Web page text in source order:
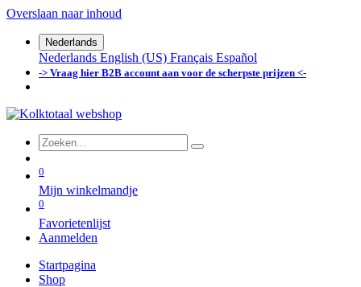
Overslaan naar inhoud
Nederlands
Nederlands English (US) Français Español
-> Vraag hier B2B account aan voor de scherpste prijzen <-
0
Mijn winkelmandje
0
Favorietenlijst
Aanmelden
Startpagina
Shop